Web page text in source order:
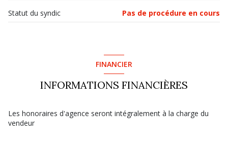
Statut du syndic Pas de procédure en cours
FINANCIER
INFORMATIONS FINANCIÈRES
Les honoraires d'agence seront intégralement à la charge du
vendeur